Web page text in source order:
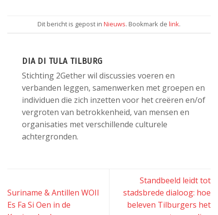
Dit bericht is gepost in Nieuws. Bookmark de link.
DIA DI TULA TILBURG
Stichting 2Gether wil discussies voeren en
verbanden leggen, samenwerken met groepen en
individuen die zich inzetten voor het creëren en/of
vergroten van betrokkenheid, van mensen en
organisaties met verschillende culturele
achtergronden.
Suriname & Antillen WOII
Es Fa Si Oen in de
Standbeeld leidt tot
stadsbrede dialoog: hoe
beleven Tilburgers het